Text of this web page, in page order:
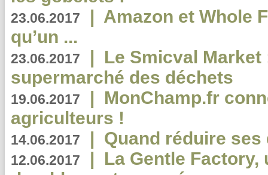
23.06.2017 | Amazon et Whole
qu’un ...
23.06.2017 | Le Smicval
supermarché des déchets
19.06.2017 | MonChamp.fr
agriculteurs !
14.06.2017 | Quand réduire
12.06.2017 | La Gentle